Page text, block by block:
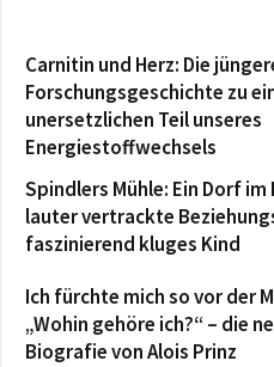
Carnitin und Herz: Die
Forschungsgeschichte zu
unersetzlichen Teil unseres
Energiestoffwechsels
Spindlers Mühle: Ein Dorf
lauter vertrackte
faszinierend kluges Kind
Ich fürchte mich so vor der
„Wohin gehöre ich?“ – die
Biografie von Alois Prinz